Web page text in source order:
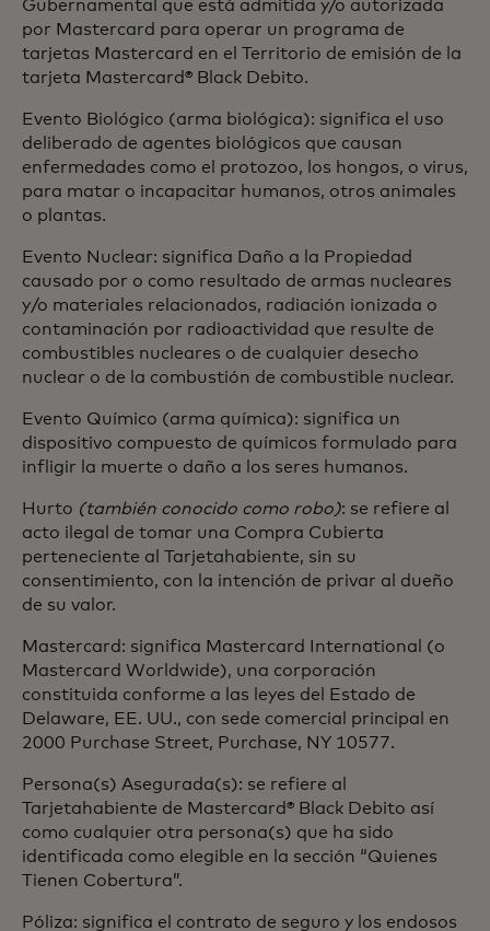
Gubernamental que está admitida y/o autorizada
por Mastercard para operar un programa de
tarjetas Mastercard en el Territorio de emisión de la
tarjeta Mastercard® Black Debito.
Evento Biológico (arma biológica): significa el uso
deliberado de agentes biológicos que causan
enfermedades como el protozoo, los hongos, o virus,
para matar o incapacitar humanos, otros animales
o plantas.
Evento Nuclear: significa Daño a la Propiedad
causado por o como resultado de armas nucleares
y/o materiales relacionados, radiación ionizada o
contaminación por radioactividad que resulte de
combustibles nucleares o de cualquier desecho
nuclear o de la combustión de combustible nuclear.
Evento Químico (arma química): significa un
dispositivo compuesto de químicos formulado para
infligir la muerte o daño a los seres humanos.
Hurto (también conocido como robo): se refiere al
acto ilegal de tomar una Compra Cubierta
perteneciente al Tarjetahabiente, sin su
consentimiento, con la intención de privar al dueño
de su valor.
Mastercard: significa Mastercard International (o
Mastercard Worldwide), una corporación
constituida conforme a las leyes del Estado de
Delaware, EE. UU., con sede comercial principal en
2000 Purchase Street, Purchase, NY 10577.
Persona(s) Asegurada(s): se refiere al
Tarjetahabiente de Mastercard® Black Debito así
como cualquier otra persona(s) que ha sido
identificada como elegible en la sección “Quienes
Tienen Cobertura”.
Póliza: significa el contrato de seguro y los endosos